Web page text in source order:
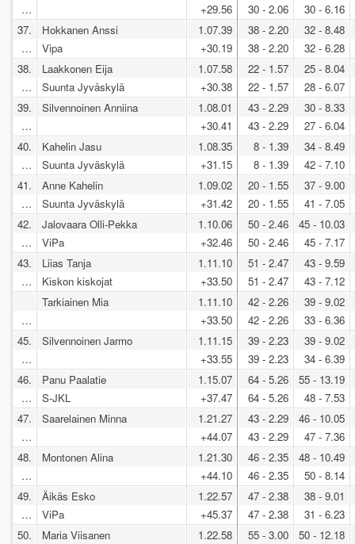
…
+29.56
30 - 2.06
30 - 6.16
37.
…
Hokkanen Anssi
Vipa
1.07.39
+30.19
38 - 2.20
38 - 2.20
32 - 8.48
32 - 6.28
38.
…
Laakkonen Eija
Suunta Jyväskylä
1.07.58
+30.38
22 - 1.57
22 - 1.57
25 - 8.04
28 - 6.07
39.
…
Silvennoinen Anniina
1.08.01
+30.41
43 - 2.29
43 - 2.29
30 - 8.33
27 - 6.04
40.
…
Kahelin Jasu
Suunta Jyväskylä
1.08.35
+31.15
8 - 1.39
8 - 1.39
34 - 8.49
42 - 7.10
41.
…
Anne Kahelin
Suunta Jyväskylä
1.09.02
+31.42
20 - 1.55
20 - 1.55
37 - 9.00
41 - 7.05
42.
…
Jalovaara Olli-Pekka
ViPa
1.10.06
+32.46
50 - 2.46
50 - 2.46
45 - 10.03
45 - 7.17
43.
…
Liias Tanja
Kiskon kiskojat
1.11.10
+33.50
51 - 2.47
51 - 2.47
43 - 9.59
43 - 7.12
…
Tarkiainen Mia
1.11.10
+33.50
42 - 2.26
42 - 2.26
39 - 9.02
33 - 6.36
45.
…
Silvennoinen Jarmo
1.11.15
+33.55
39 - 2.23
39 - 2.23
39 - 9.02
34 - 6.39
46.
…
Panu Paalatie
S-JKL
1.15.07
+37.47
64 - 5.26
64 - 5.26
55 - 13.19
48 - 7.53
47.
…
Saarelainen Minna
1.21.27
+44.07
43 - 2.29
43 - 2.29
46 - 10.05
47 - 7.36
48.
…
Montonen Alina
1.21.30
+44.10
46 - 2.35
46 - 2.35
48 - 10.49
50 - 8.14
49.
…
Äikäs Esko
ViPa
1.22.57
+45.37
47 - 2.38
47 - 2.38
38 - 9.01
31 - 6.23
50.
Maria Viisanen
1.22.58
55 - 3.00
50 - 12.18